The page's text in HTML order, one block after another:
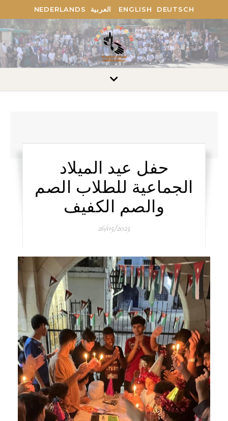
DEUTSCH
ENGLISH العربية NEDERLANDS
حفل عيد الميلاد
الجماعية للطلاب الصم
والصم الكفيف
26/05/2025